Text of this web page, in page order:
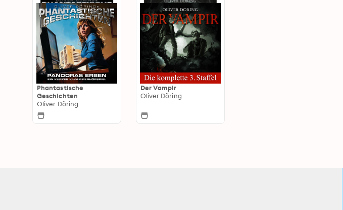
Phantastische
Geschichten
Oliver Döring
Der Vampir
Oliver Döring